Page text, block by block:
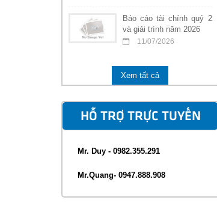
Báo cáo tài chính quý 2
và giải trình năm 2026
11/07/2026
Xem tất cả
HỖ TRỢ TRỰC TUYẾN
Mr. Duy - 0982.355.291
Mr.Quang- 0947.888.908